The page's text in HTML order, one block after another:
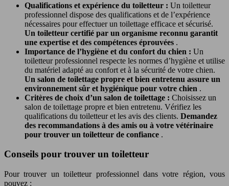
Qualifications et expérience du toiletteur : Un toiletteur
professionnel dispose des qualifications et de l’expérience
nécessaires pour effectuer un toilettage efficace et sécurisé.
Un toiletteur certifié par un organisme reconnu garantit
une expertise et des compétences éprouvées .
Importance de l’hygiène et du confort du chien : Un
toiletteur professionnel respecte les normes d’hygiène et utilise
du matériel adapté au confort et à la sécurité de votre chien.
Un salon de toilettage propre et bien entretenu assure un
environnement sûr et hygiénique pour votre chien .
Critères de choix d’un salon de toilettage : Choisissez un
salon de toilettage propre et bien entretenu. Vérifiez les
qualifications du toiletteur et les avis des clients. Demandez
des recommandations à des amis ou à votre vétérinaire
pour trouver un toiletteur de confiance .
Conseils pour trouver un toiletteur
Pour trouver un toiletteur professionnel dans votre région, vous
pouvez :